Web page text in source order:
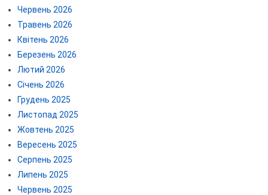
Червень 2026
Травень 2026
Квітень 2026
Березень 2026
Лютий 2026
Січень 2026
Грудень 2025
Листопад 2025
Жовтень 2025
Вересень 2025
Серпень 2025
Липень 2025
Червень 2025